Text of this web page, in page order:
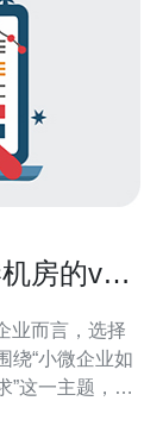
房的vps
业而言，选择
绕“小微企业如
”这一主题，分